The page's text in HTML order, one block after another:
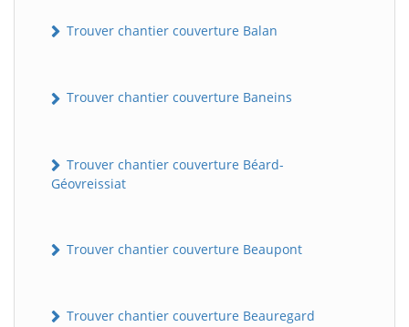
Trouver chantier couverture Balan
Trouver chantier couverture Baneins
Trouver chantier couverture Béard-
Géovreissiat
Trouver chantier couverture Beaupont
Trouver chantier couverture Beauregard